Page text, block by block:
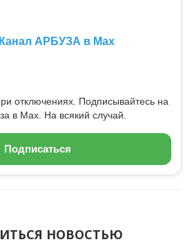
Канал АРБУЗА в Max
отключениях. Подписывайтесь на
в Max. На всякий случай.
Подписаться
НОВОСТЬЮ